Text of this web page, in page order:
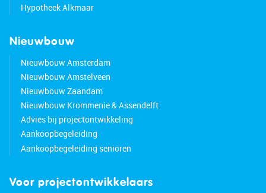
Hypotheek Alkmaar
Nieuwbouw
Nieuwbouw Amsterdam
Nieuwbouw Amstelveen
Nieuwbouw Zaandam
Nieuwbouw Krommenie & Assendelft
Advies bij projectontwikkeling
Aankoopbegeleiding
Aankoopbegeleiding senioren
Voor projectontwikkelaars